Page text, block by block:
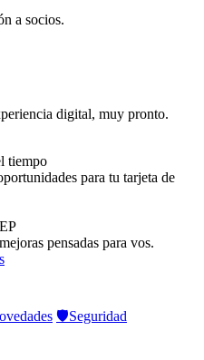
a socios.
digital, muy pronto.
tiempo
para tu tarjeta de
pensadas para vos.
🛡️Seguridad